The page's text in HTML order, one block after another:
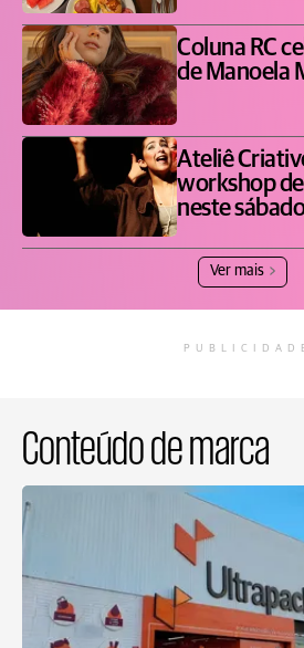
Coluna RC
de Manoela
Ateliê
workshop
neste
Ver mais
Conteúdo de marca